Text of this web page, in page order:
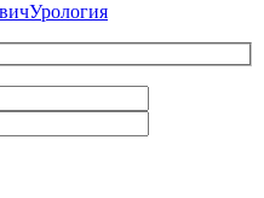
Урология